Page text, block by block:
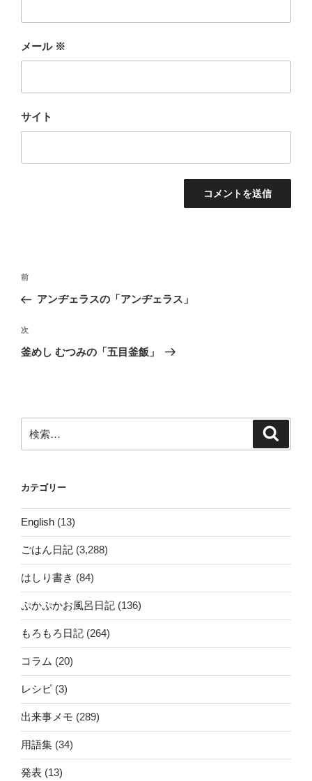
メール ※
サイト
投
ナ
ビ
ゲ
ン
前
の
稿
前
アンヂェラスの「アンヂェラス」
次
の
次
釜めし むつみの「五目釜飯」
索:
カテゴリー
English (13)
ごはん日記 (3,288)
はしり書き (84)
ぷかぷかお風呂日記 (136)
もろもろ日記 (264)
コラム (20)
レシピ (3)
出来事メモ (289)
用語集 (34)
発表 (13)